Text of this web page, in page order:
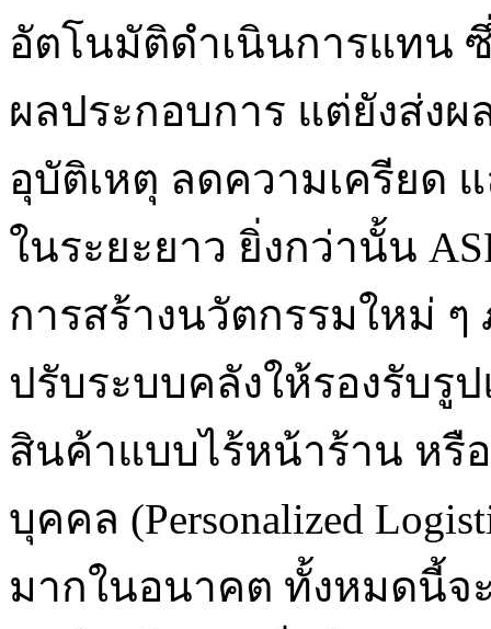
อัตโนมัติดำเนินการแทน
ผลประกอบการ แต่ยังส่ง
อุบัติเหตุ ลดความเครียด
ในระยะยาว ยิ่งกว่านั้น
การสร้างนวัตกรรมใหม่ ๆ
ปรับระบบคลังให้รองรับรู
สินค้าแบบไร้หน้าร้าน หรื
บุคคล (Personalized
มากในอนาคต ทั้งหมดนี้จ